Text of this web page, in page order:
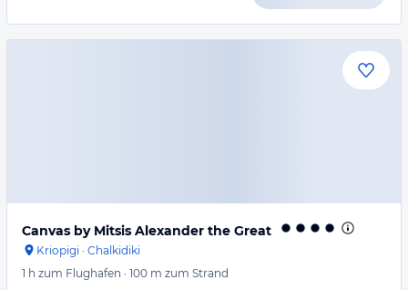
Canvas by Mitsis Alexander the Great
Kriopigi · Chalkidiki
1 h zum Flughafen · 100 m zum Strand